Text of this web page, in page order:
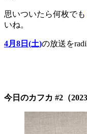
思いついたら何枚でも
いね。
4月8日(土)の放送を
今日のカフカ #2（